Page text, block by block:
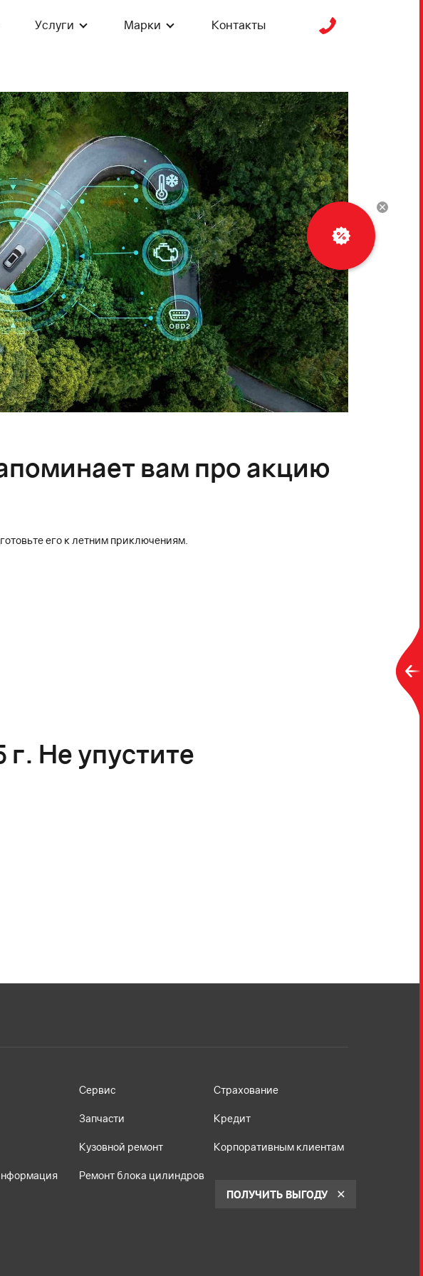
Услуги Марки Контакты
вам про акцию
его к летним приключениям.
г. Не упустите
Сервис
Запчасти
Кузовной ремонт
Ремонт блока цилиндров
Страхование
Кредит
Корпоративным клиентам
ПОЛУЧИТЬ ВЫГОДУ